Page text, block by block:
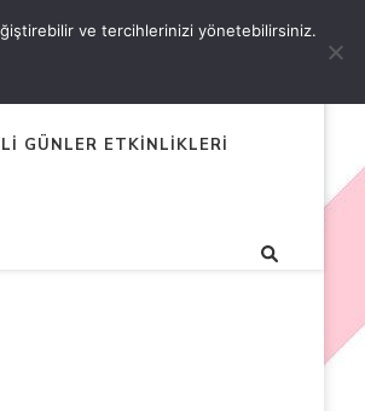
GÜNLER ETKİNLİKLERİ
ve tercihlerinizi yönetebilirsiniz.